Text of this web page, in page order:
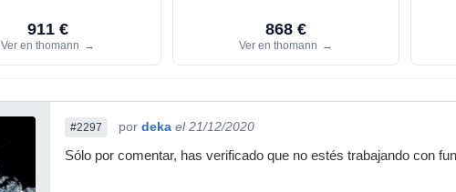
911 €
Ver en thomann →
868 €
Ver en thomann →
#2297 por deka el 21/12/2020
Sólo por comentar, has verificado que no estés trabajando con